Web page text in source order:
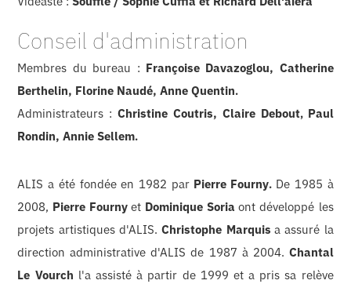
Conseil d'administration
Membres du bureau : Françoise Davazoglou, Catherine
Berthelin, Florine Naudé, Anne Quentin.
Administrateurs :Christine Coutris, Claire Debout, Paul
Rondin, Annie Sellem.
ALIS a été fondée en 1982 par Pierre Fourny. De 1985 à
2008, Pierre Fourny et Dominique Soria ont développé les
projets artistiques d'ALIS.Christophe Marquis a assuré la
direction administrative d'ALIS de 1987 à 2004. Chantal
Le Vourch l'a assisté à partir de 1999 et a pris sa relève